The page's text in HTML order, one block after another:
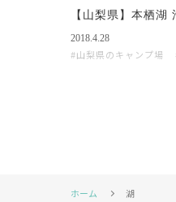
【山梨県】本栖湖
2018.4.28
山梨県のキャンプ場
ホーム 湖